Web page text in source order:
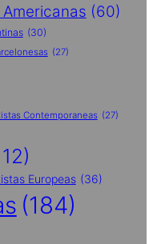
(60)
(30)
(27)
Contemporaneas (27)
Europeas (36)
(184)